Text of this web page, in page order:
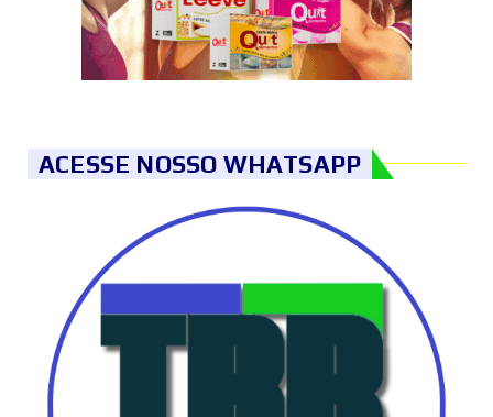
ACESSE NOSSO WHATSAPP